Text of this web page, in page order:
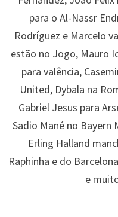
para o Al-Nassr
Rodríguez e Marcelo
estão no Jogo, Mauro
para valência,
United, Dybala na
Gabriel Jesus para
Sadio Mané no Bayern
Erling Halland
Raphinha e do
e